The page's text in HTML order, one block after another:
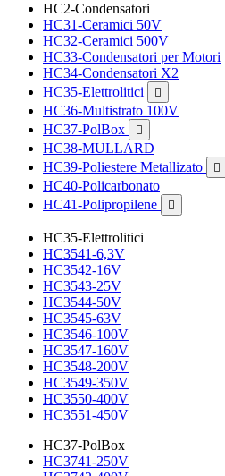
HC2-Condensatori
HC31-Ceramici 50V
HC32-Ceramici 500V
HC33-Condensatori per Motori
HC34-Condensatori X2
HC35-Elettrolitici

HC36-Multistrato 100V
HC37-PolBox

HC38-MULLARD
HC39-Poliestere Metallizato

HC40-Policarbonato
HC41-Polipropilene

HC35-Elettrolitici
HC3541-6,3V
HC3542-16V
HC3543-25V
HC3544-50V
HC3545-63V
HC3546-100V
HC3547-160V
HC3548-200V
HC3549-350V
HC3550-400V
HC3551-450V
HC37-PolBox
HC3741-250V